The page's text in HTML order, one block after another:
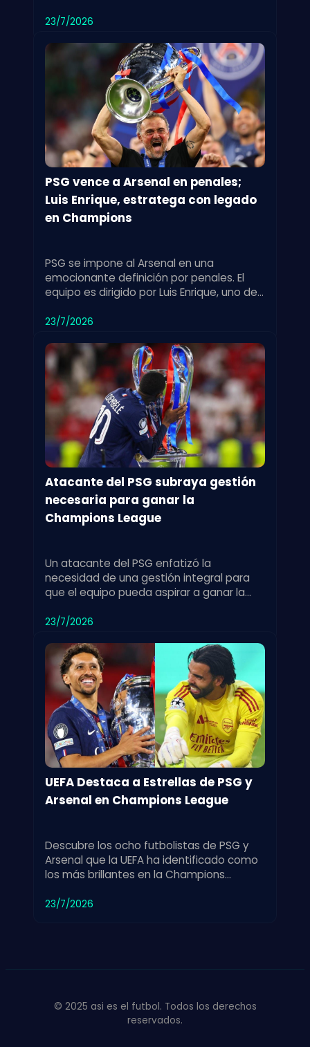
triunfo destacado.
23/7/2026
PSG vence a Arsenal en penales;
Luis Enrique, estratega con legado
en Champions
PSG se impone al Arsenal en una
emocionante definición por penales. El
equipo es dirigido por Luis Enrique, uno de
historia de la Champions League.
23/7/2026
Atacante del PSG subraya gestión
necesaria para ganar la
Champions League
Un atacante del PSG enfatizó la
necesidad de una gestión integral para
que el equipo pueda aspirar a ganar la
del torneo.
23/7/2026
UEFA Destaca a Estrellas de PSG y
Arsenal en Champions League
Descubre los ocho futbolistas de PSG y
Arsenal que la UEFA ha identificado como
los más brillantes en la Champions
rendimiento estelar.
23/7/2026
© 2025 asi es el futbol. Todos los derechos
reservados.